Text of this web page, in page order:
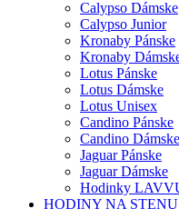
Calypso Dámske
Calypso Junior
Kronaby Pánske
Kronaby
Lotus Pánske
Lotus Dámske
Lotus Unisex
Candino Pánske
Candino Dámske
Jaguar Pánske
Jaguar Dámske
Hodinky
HODINY NA STENU